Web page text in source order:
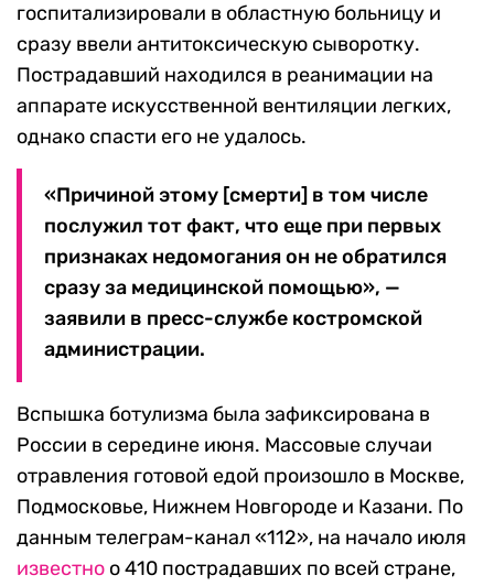
госпитализировали в областную больницу и
сразу ввели антитоксическую сыворотку.
Пострадавший находился в реанимации на
аппарате искусственной вентиляции легких,
однако спасти его не удалось.
«Причиной этому [смерти] в том числе
послужил тот факт, что еще при первых
признаках недомогания он не обратился
сразу за медицинской помощью», —
заявили в пресс-службе костромской
администрации.
Вспышка ботулизма была зафиксирована в
России в середине июня. Массовые случаи
отравления готовой едой произошло в Москве,
Подмосковье, Нижнем Новгороде и Казани. По
данным телеграм-канал «112», на начало июля
известно о 410 пострадавших по всей стране,